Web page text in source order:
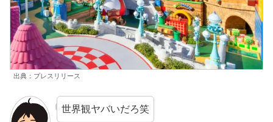
出典：プレスリリース
世界観ヤバいだろ笑